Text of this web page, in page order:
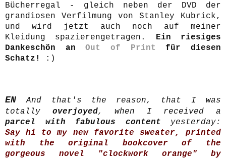
Bücherregal - gleich neben der DVD der
grandiosen Verfilmung von Stanley Kubrick,
und wird jetzt auch noch auf meiner
Kleidung spazierengetragen. Ein riesiges
Dankeschön anOut of Print für diesen
Schatz!
:)
ENAnd that's the reason, that I was
totally overjoyed, when I received a
parcel with fabulous content yesterday:
Say hi to my new favorite sweater, printed
with the original bookcover of the
gorgeous novel "clockwork orange" by